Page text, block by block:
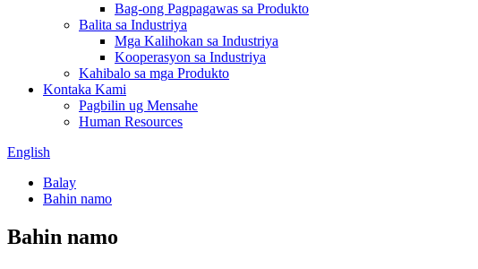
Bag-ong Pagpagawas sa Produkto
Balita sa Industriya
Mga Kalihokan sa Industriya
Kooperasyon sa Industriya
Kahibalo sa mga Produkto
Kontaka Kami
Pagbilin ug Mensahe
Human Resources
English
Balay
Bahin namo
Bahin namo